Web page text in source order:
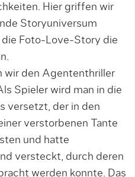
Hier griffen wir
Storyuniversum
Foto-Love-Story die
wir den Agententhriller
Spieler wird man in die
versetzt, der in den
verstorbenen Tante
und hatte
versteckt, durch deren
werden konnte. Das